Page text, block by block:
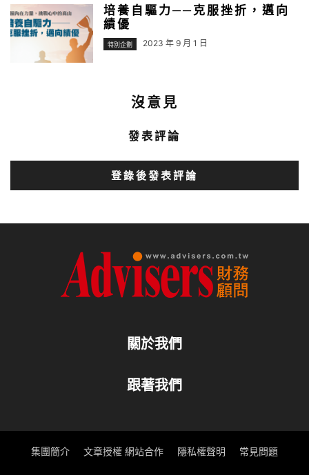
培養自驅力──克服挫折，邁向
績優
特別企劃 2023 年 9 月 1 日
沒意見
發表評論
登錄後發表評論
關於我們
跟著我們
集團簡介 文章授權 網站合作 隱私權聲明 常見問題